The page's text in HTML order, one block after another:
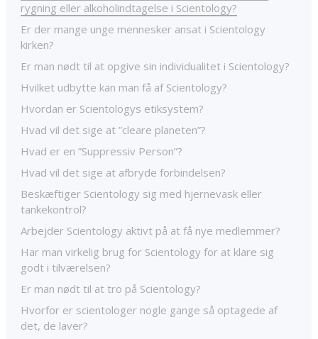
rygning eller alkoholindtagelse i Scientology?
Er der mange unge mennesker ansat i Scientology
kirken?
Er man nødt til at opgive sin individualitet i Scientology?
Hvilket udbytte kan man få af Scientology?
Hvordan er Scientologys etiksystem?
Hvad vil det sige at ”cleare planeten”?
Hvad er en ”Suppressiv Person”?
Hvad vil det sige at afbryde forbindelsen?
Beskæftiger Scientology sig med hjernevask eller
tankekontrol?
Arbejder Scientology aktivt på at få nye medlemmer?
Har man virkelig brug for Scientology for at klare sig
godt i tilværelsen?
Er man nødt til at tro på Scientology?
Hvorfor er scientologer nogle gange så optagede af
det, de laver?